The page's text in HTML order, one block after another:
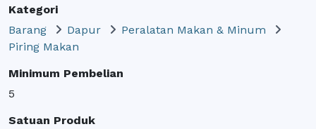
Kategori
Barang
Dapur
Peralatan Makan & Minum
Piring Makan
Minimum Pembelian
5
Satuan Produk